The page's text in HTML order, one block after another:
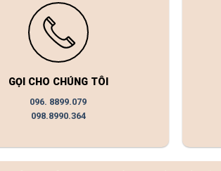
GỌI CHO CHÚNG TÔI
096. 8899.079
098.8990.364